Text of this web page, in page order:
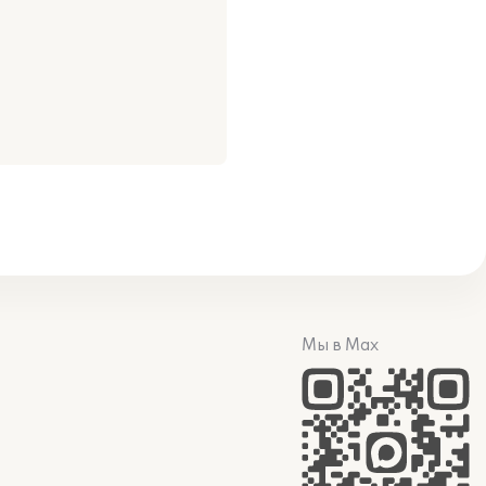
Мы в Max